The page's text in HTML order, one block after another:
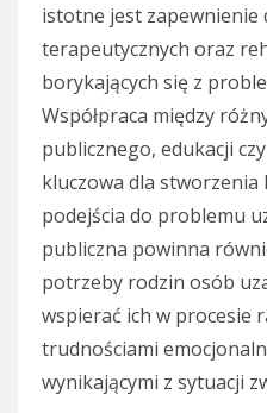
istotne jest zapewnienie
terapeutycznych oraz
borykających się z
Współpraca między
publicznego, edukacji
kluczowa dla
podejścia do problemu
publiczna powinna
potrzeby rodzin osób
wspierać ich w procesie
trudnościami
wynikającymi z sytuacji